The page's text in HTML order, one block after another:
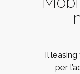
Il
per